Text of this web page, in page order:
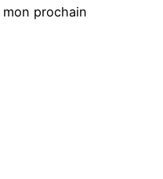
prochain